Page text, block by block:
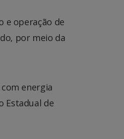
e operação de
por meio da
energia
Estadual de